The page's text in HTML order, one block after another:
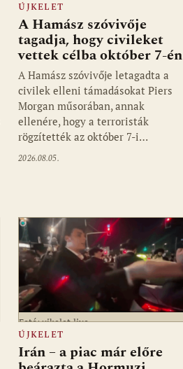
ÚJKELET
A Hamász szóvivője
tagadja, hogy civileket
vettek célba október 7-én
A Hamász szóvivője letagadta a
civilek elleni támadásokat Piers
Morgan műsorában, annak
ellenére, hogy a terroristák
rögzítették az október 7-i…
2026.08.05.
Fotó: ujkelet.live
ÚJKELET
Irán – a piac már előre